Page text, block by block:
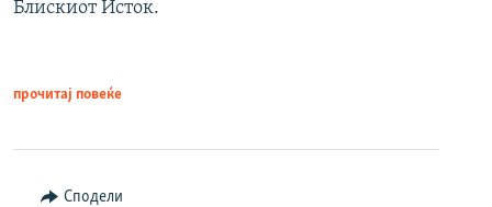
Блискиот Исток.
прочитај повеќе
Сподели